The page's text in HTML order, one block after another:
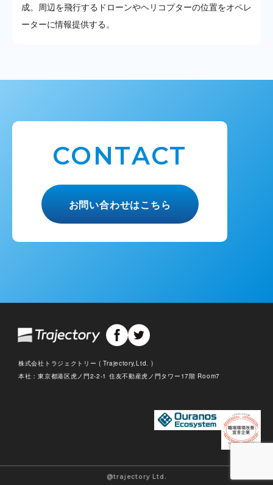
成。周辺を飛行するドローンやヘリコプターの位置をオペレ
ーターに情報提供する。
CONTACT
お問い合わせはこちら
株式会社トラジェクトリー ( Trajectory,Ltd. )
本社：東京都港区虎ノ門2-2-1 住友不動産虎ノ門タワー17階 Room7
@trajectory Ltd.